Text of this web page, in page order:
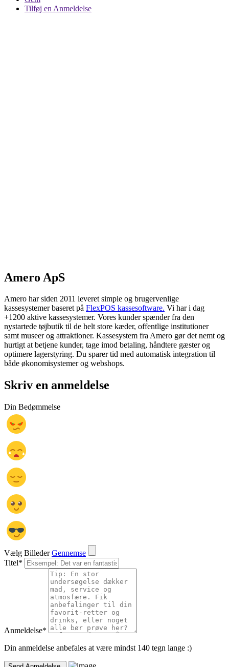
Tilføj en Anmeldelse
Amero ApS
Amero har siden 2011 leveret simple og brugervenlige
kassesystemer baseret på FlexPOS kassesoftware. Vi har i dag
+1200 aktive kassesystemer. Vores kunder spænder fra den
nystartede tøjbutik til de helt store kæder, offentlige institutioner
samt museer og attraktioner. Kassesystem fra Amero gør det nemt og
hurtigt at betjene kunder, tage imod betaling, håndtere gæster og
optimere lagerstyring. Du sparer tid med automatisk integration til
både økonomisystemer og webshops.
Skriv en anmeldelse
Din Bedømmelse
Vælg Billeder Gennemse
Titel*
Anmeldelse*
Din anmeldelse anbefales at være mindst 140 tegn lange :)